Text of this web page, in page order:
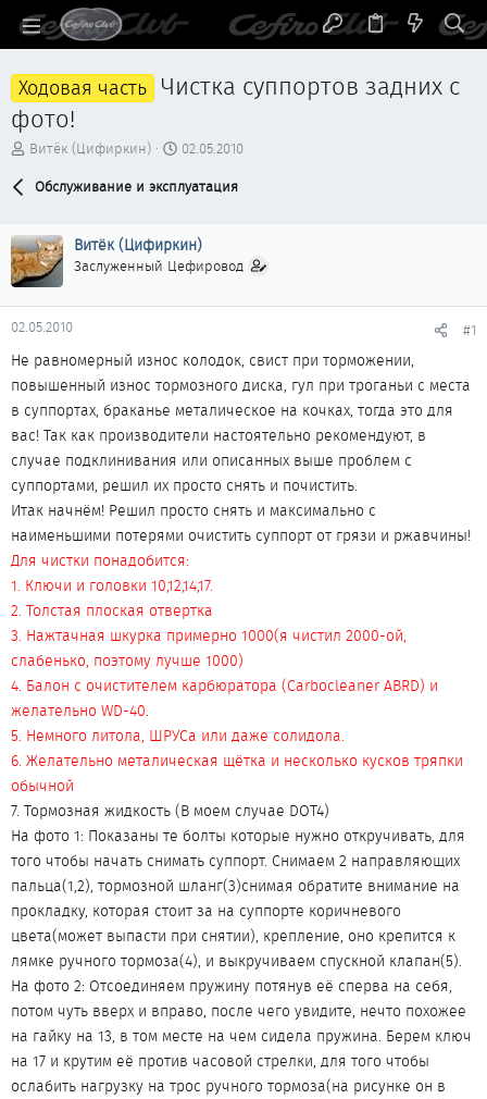
Ходовая часть Чистка суппортов задних с
фото!
А
т
е
м
ы
Витёк (Цифиркин)
Д
т
а
ч
л
02.05.2010
Обслуживание и эксплуатация
Витёк (Цифиркин)
Заслуженный Цефировод
02.05.2010 #1
Не равномерный износ колодок, свист при торможении,
повышенный износ тормозного диска, гул при троганьи с места
в суппортах, браканье металическое на кочках, тогда это для
вас! Так как производители настоятельно рекомендуют, в
случае подклинивания или описанных выше проблем с
суппортами, решил их просто снять и почистить.
Итак начнём! Решил просто снять и максимально с
наименьшими потерями очистить суппорт от грязи и ржавчины!
Для чистки понадобится:
1. Ключи и головки 10,12,14,17.
2. Толстая плоская отвертка
3. Нажтачная шкурка примерно 1000(я чистил 2000-ой,
слабенько, поэтому лучше 1000)
4. Балон с очистителем карбюратора (Carbocleaner ABRD) и
желательно WD-40.
5. Немного литола, ШРУСа или даже солидола.
6. Желательно металическая щётка и несколько кусков тряпки
обычной
7. Тормозная жидкость (В моем случае DOT4)
На фото 1: Показаны те болты которые нужно откручивать, для
того чтобы начать снимать суппорт. Снимаем 2 направляющих
пальца(1,2), тормозной шланг(3)снимая обратите внимание на
прокладку, которая стоит за на суппорте коричневого
цвета(может выпасти при снятии), крепление, оно крепится к
лямке ручного тормоза(4), и выкручиваем спускной клапан(5).
На фото 2: Отсоединяем пружину потянув её сперва на себя,
потом чуть вверх и вправо, после чего увидите, нечто похожее
на гайку на 13, в том месте на чем сидела пружина. Берем ключ
на 17 и крутим её против часовой стрелки, для того чтобы
ослабить нагрузку на трос ручного тормоза(на рисунке он в